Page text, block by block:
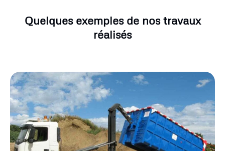
Quelques exemples de nos travaux
réalisés